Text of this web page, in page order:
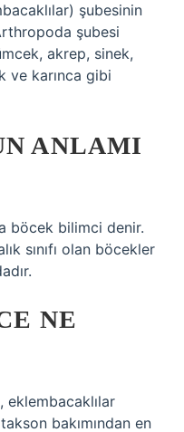
şubesinin
şubesi
akrep, sinek,
ve karınca gibi
ANLAMI
böcek bilimci denir.
sınıfı olan böcekler
NE
eklembacaklılar
bakımından en